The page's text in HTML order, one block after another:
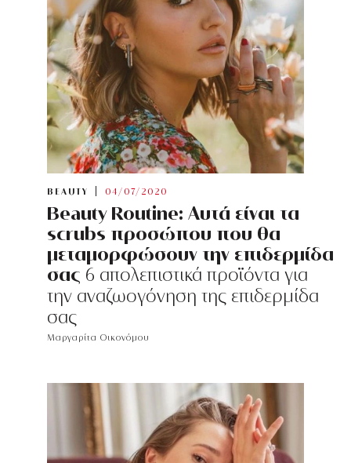
BEAUTY 04/07/2020
Beauty Routine: Αυτά είναι τα
scrubs προσώπου που θα
μεταμορφώσουν την επιδερμίδα
σας 6 απολεπιστικά προϊόντα για
την αναζωογόνηση της επιδερμίδα
σας
Μαργαρίτα Οικονόμου